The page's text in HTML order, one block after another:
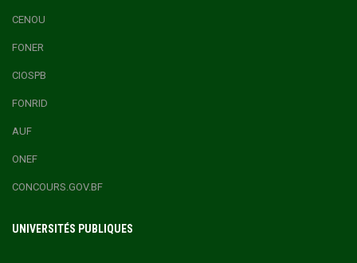
CENOU
FONER
CIOSPB
FONRID
AUF
ONEF
CONCOURS.GOV.BF
UNIVERSITÉS PUBLIQUES